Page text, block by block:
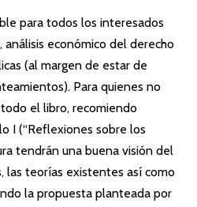
para todos los interesados
económico del derecho
(al margen de estar de
Para quienes no
el libro, recomiendo
I (“Reflexiones sobre los
tendrán una buena visión del
las teorías existentes así como
la propuesta planteada por